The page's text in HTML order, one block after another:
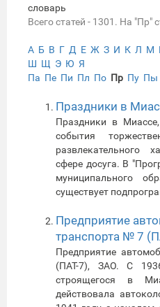
словарь
Всего статей - 1301. На "Пр"
А Б В Г Д Е Ж З И К Л М
Ш Щ Э Ю Я
Па Пе Пи Пл По Пр Пу Пы
Праздники в
Праздники в
события
развлекательного
сфере досуга. В
муниципального
существует
Предприятие
транспорта № 7
Предприятие
(ПАТ-7), ЗАО. С
строящегося в
действовала